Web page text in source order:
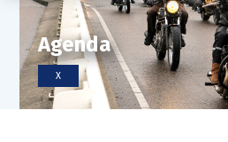
Agenda
X